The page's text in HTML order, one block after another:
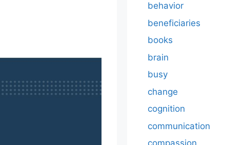
behavior
beneficiaries
books
brain
busy
change
cognition
communication
compassion